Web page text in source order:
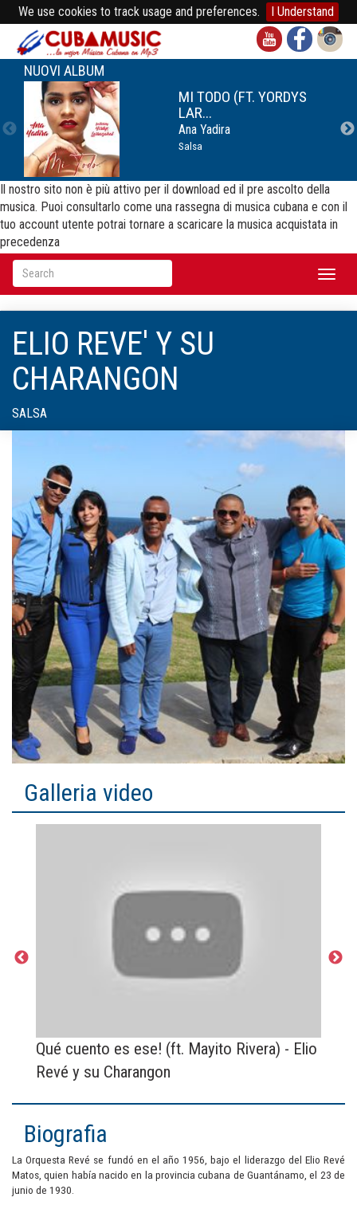
We use cookies to track usage and preferences. I Understand
NUOVI ALBUM
MI TODO (FT. YORDYS
LAR...
Ana Yadira
Salsa
Il nostro sito non è più attivo per il download ed il pre ascolto della
musica. Puoi consultarlo come una rassegna di musica cubana e con il
tuo account utente potrai tornare a scaricare la musica acquistata in
precedenza
ELIO REVE' Y SU
CHARANGON
SALSA
Galleria video
Qué cuento es ese! (ft. Mayito Rivera) - Elio
Revé y su Charangon
Biografia
La Orquesta Revé se fundó en el año 1956, bajo el liderazgo del Elio Revé
Matos, quien había nacido en la provincia cubana de Guantánamo, el 23 de
junio de 1930.